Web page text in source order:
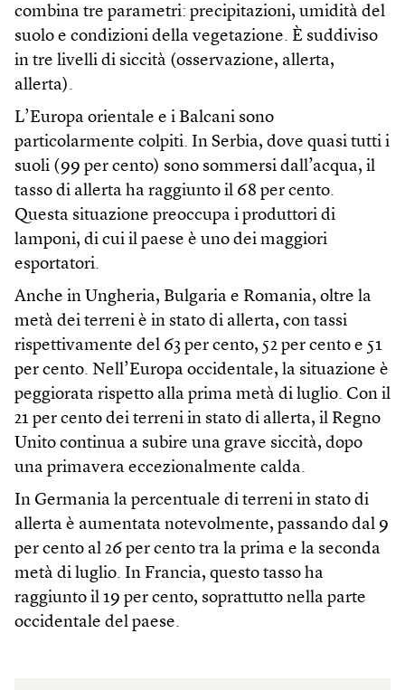
combina tre parametri: precipitazioni, umidità del
suolo e condizioni della vegetazione. È suddiviso
in tre livelli di siccità (osservazione, allerta,
allerta).
L’Europa orientale e i Balcani sono
particolarmente colpiti. In Serbia, dove quasi tutti i
suoli (99 per cento) sono sommersi dall’acqua, il
tasso di allerta ha raggiunto il 68 per cento.
Questa situazione preoccupa i produttori di
lamponi, di cui il paese è uno dei maggiori
esportatori.
Anche in Ungheria, Bulgaria e Romania, oltre la
metà dei terreni è in stato di allerta, con tassi
rispettivamente del 63 per cento, 52 per cento e 51
per cento. Nell’Europa occidentale, la situazione è
peggiorata rispetto alla prima metà di luglio. Con il
21 per cento dei terreni in stato di allerta, il Regno
Unito continua a subire una grave siccità, dopo
una primavera eccezionalmente calda.
In Germania la percentuale di terreni in stato di
allerta è aumentata notevolmente, passando dal 9
per cento al 26 per cento tra la prima e la seconda
metà di luglio. In Francia, questo tasso ha
raggiunto il 19 per cento, soprattutto nella parte
occidentale del paese.